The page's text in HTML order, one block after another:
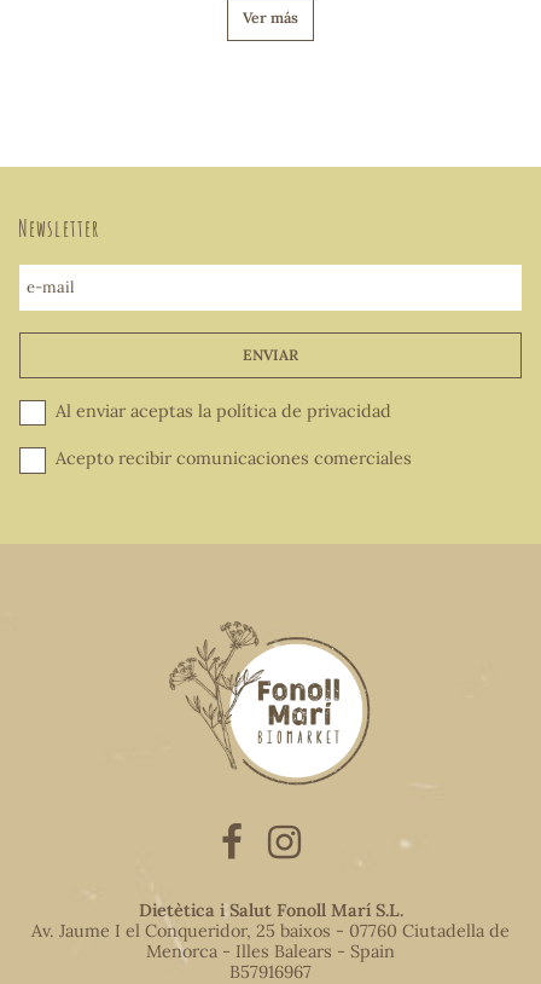
Ver más
Newsletter
e-mail
ENVIAR
Al enviar aceptas la política de privacidad
Acepto recibir comunicaciones comerciales
Dietètica i Salut Fonoll Marí S.L.
Av. Jaume I el Conqueridor, 25 baixos - 07760 Ciutadella de
Menorca - Illes Balears - Spain
B57916967